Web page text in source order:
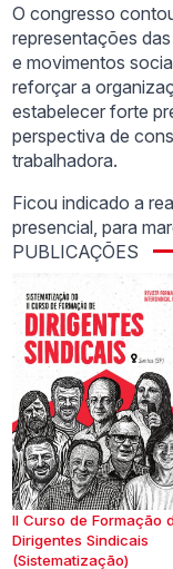
O congresso
representações
e movimentos
reforçar a
estabelecer forte
perspectiva de
trabalhadora.
Ficou indicado a
presencial, para
PUBLICAÇÕES
II Curso de Formação
Dirigentes Sindicais
(Sistematização)